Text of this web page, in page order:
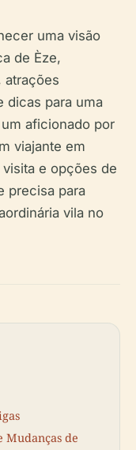
uma visão
de Èze,
atrações
dicas para uma
aficionado por
viajante em
e opções de
precisa para
vila no
Mudanças de